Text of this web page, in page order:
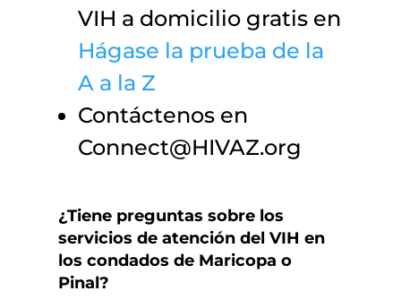
VIH a domicilio gratis en
Hágase la prueba de la
A a la Z
Contáctenos en
Connect@HIVAZ.org
¿Tiene preguntas sobre los
servicios de atención del VIH en
los condados de Maricopa o
Pinal?